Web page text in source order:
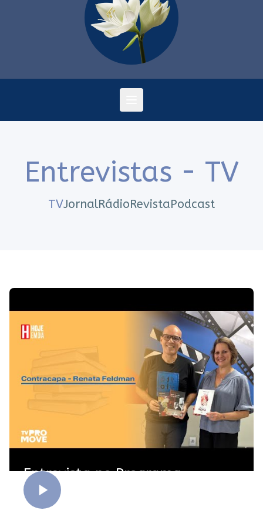
Entrevistas - TV
TVJornalRádioRevistaPodcast
Entrevista no Programa
Contracapa